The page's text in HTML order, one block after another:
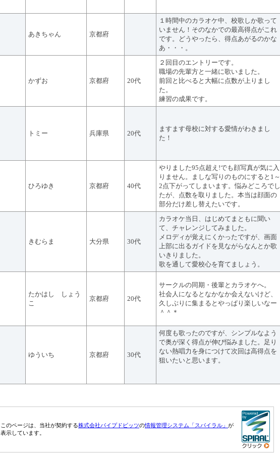
あきちゃん 京都府
１時間中のカラオケ中、校歌しか歌って
いません！そのなかでの最高得点がこれ
です。どうやったら、得点あがるのかな
あ・・・。
かずお 京都府 20代
２回目のエントリーです。
職場の先輩方と一緒に歌いました。
前回と比べると大幅に点数が上りまし
た。
練習の成果です。
トミー 兵庫県 20代
ますます母校に対する愛情がわきまし
た！
ひろゆき 京都府 40代
やりました95点超え!でも顔写真が気に入
りません。ましな写りのものにすると1～
2点下がってしまいます。悩みどころでし
たが、点数を取りました。本当は顔面の
部分だけ差し替えたいです。
きむらま 大分県 30代
カラオケ当日、はじめてまともに聞い
て、チャレンジしてみました。
メロディが覚えにくかったですが、画面
上部に出るガイドを見ながらなんとか歌
いきりました。
歌を通して愛校心を育てましょう。
たかはし しょう
こ
京都府 20代
サークルの同期・後輩とカラオケへ。
社会人になるとなかなか会えないけど、
久しぶりに集まるとやっぱり楽しいなー
＾＾＊
ゆういち 京都府 30代
何度も歌ったのですが、シンプルなよう
で奥が深く得点が伸び悩みました。足り
ない熱唱力を身につけて次回は高得点を
狙いたいと思います。
このページは、当社が契約する株式会社パイプドビッツの情報管理システム「スパイラル」 が
表示しています。